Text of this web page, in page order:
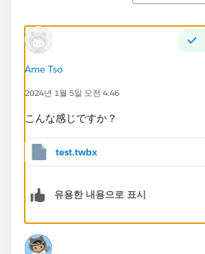
Year（Qと月が表示されてしまう）
Ame Tso
2024년 1월 5일 오전 4:46
こんな感じですか？
test.twbx
유용한 내용으로 표시